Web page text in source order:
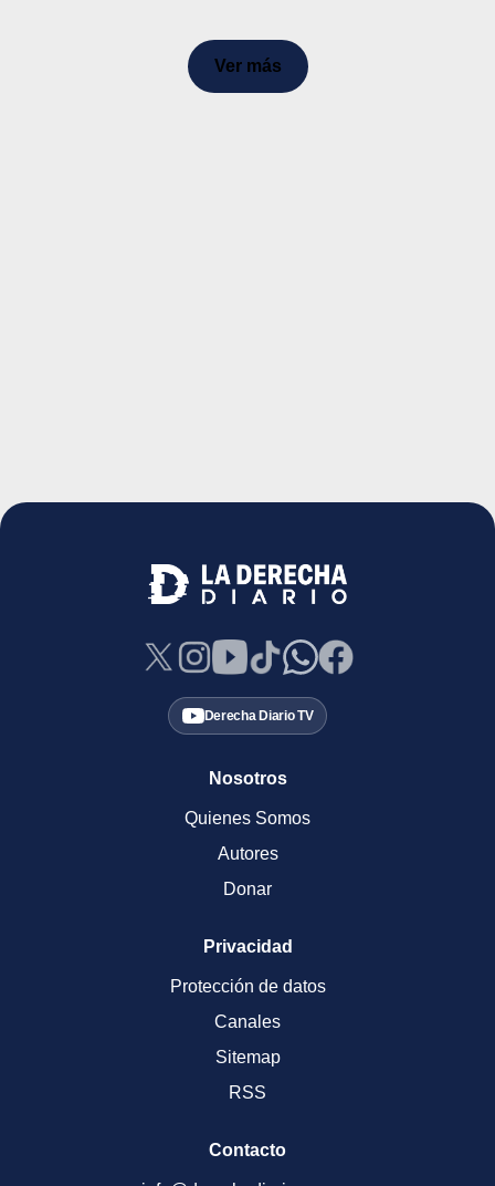
Ver más
Derecha Diario TV
Nosotros
Quienes Somos
Autores
Donar
Privacidad
Protección de datos
Canales
Sitemap
RSS
Contacto